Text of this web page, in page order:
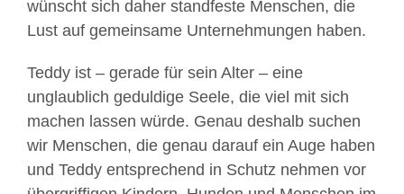
wünscht sich daher standfeste Menschen, die
Lust auf gemeinsame Unternehmungen haben.
Teddy ist – gerade für sein Alter – eine
unglaublich geduldige Seele, die viel mit sich
machen lassen würde. Genau deshalb suchen
wir Menschen, die genau darauf ein Auge haben
und Teddy entsprechend in Schutz nehmen vor